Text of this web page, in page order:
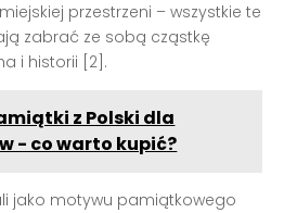
przestrzeni – wszystkie te
zabrać ze sobą cząstkę
i historii [2].
z Polski dla
- co warto kupić?
jako motywu pamiątkowego